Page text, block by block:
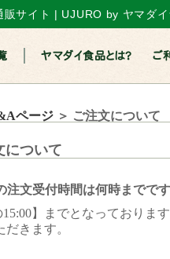
サイト | UJURO by ヤマダイ
ヤマダイ食品とは？ ご
ページ ＞ ご注文について
について
注文受付時間は何時までで
】までとなっておりま
だきます。